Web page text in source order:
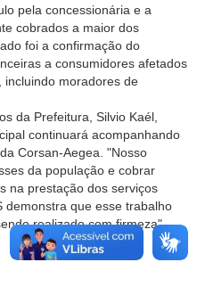
pela concessionária e a
cobrados a maior dos
foi a confirmação do
a consumidores afetados
incluindo moradores de
da Prefeitura, Silvio Kaél,
continuará acompanhando
Corsan-Aegea. "Nosso
da população e cobrar
na prestação dos serviços
demonstra que esse trabalho
realizado com firmeza",